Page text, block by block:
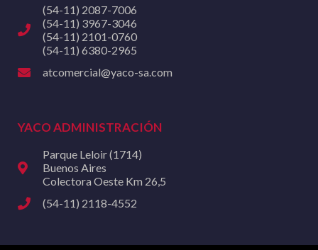
(54-11) 2087-7006
(54-11) 3967-3046
(54-11) 2101-0760
(54-11) 6380-2965
atcomercial@yaco-sa.com
YACO ADMINISTRACIÓN
Parque Leloir (1714)
Buenos Aires
Colectora Oeste Km 26,5
(54-11) 2118-4552